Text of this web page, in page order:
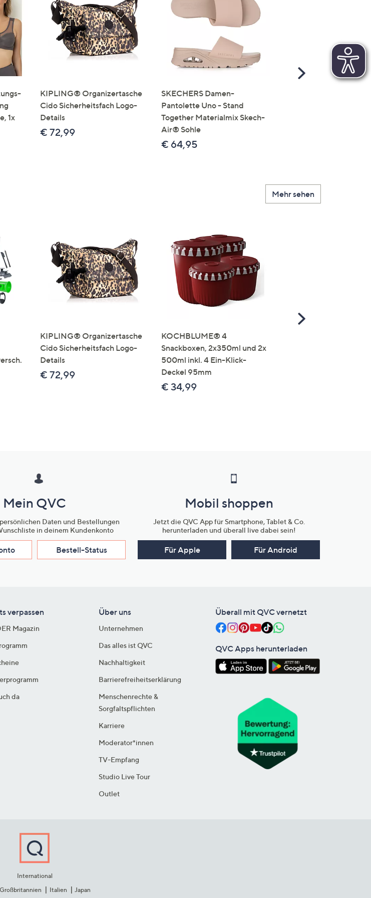
1x
KIPLING® Organizertasche
Cido Sicherheitsfach Logo-
Details
€ 72,99
SKECHERS Damen-
Pantolette Uno - Stand
Together Materialmix Skech-
Air® Sohle
€ 64,95
Scroll
Mehr sehen
KIPLING® Organizertasche
Cido Sicherheitsfach Logo-
Details
€ 72,99
KOCHBLUME® 4
Snackboxen, 2x350ml und 2x
500ml inkl. 4 Ein-Klick-
Deckel 95mm
€ 34,99
Scroll
Mein QVC
Daten und Bestellungen
in deinem Kundenkonto
Bestell-Status
Mobil shoppen
Jetzt die QVC App für Smartphone, Tablet & Co.
herunterladen und überall live dabei sein!
Für Apple Für Android
verpassen
Magazin
da
Über uns
Unternehmen
Das alles ist QVC
Nachhaltigkeit
Barrierefreiheitserklärung
Menschenrechte &
Sorgfaltspflichten
Karriere
Moderator*innen
TV-Empfang
Studio Live Tour
Outlet
Überall mit QVC vernetzt
QVC Apps herunterladen
International
Großbritannien Italien Japan